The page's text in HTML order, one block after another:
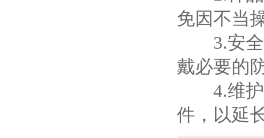
免因不当
3.安全
戴必要的
4.维护
件，以延